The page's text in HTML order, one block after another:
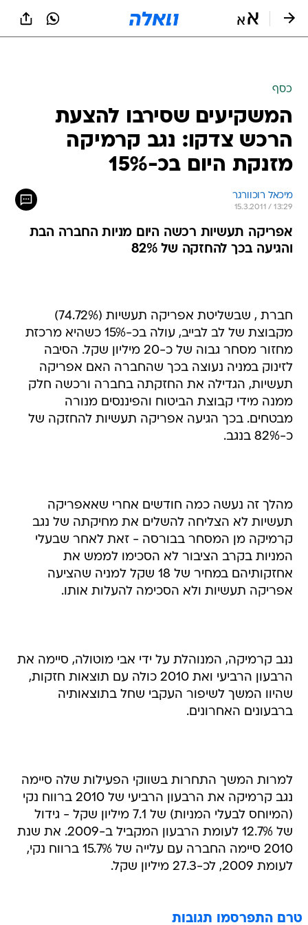
כסף
המשקיעים שסירבו להצעת
הרכש צדקו: נגב קרמיקה
מזנקת היום בכ-15%
מיכאל רוכוורגר
15.3.2011 / 13:29
אפריקה תעשיות רכשה היום מניות החברה הבת
והגיעה בכך להחזקה של 82%
חברת , שבשליטת אפריקה תעשיות (74.72%)
מקבוצת של לב לבייב, עולה בכ-15% כשהיא מרכזת
מחזור מסחר גבוה של כ-20 מיליון שקל. הסיבה
לזינוק במניה נעוצה בכך שהחברה האם אפריקה
תעשיות, הגדילה את החזקתה בחברה ורכשה חלק
ממנה מידי קבוצת הביטוח והפיננסים מנורה
מבטחים. בכך הגיעה אפריקה תעשיות להחזקה של
כ-82% בנגב.
מהלך זה נעשה כמה חודשים אחרי שאאפריקה
תעשיות לא הצליחה להשלים את מחיקתה של נגב
קרמיקה מן המסחר בבורסה - זאת לאחר שבעלי
המניות בקרב הציבור לא הסכימו לממש את
אחזקותיהם במחיר של 18 שקל למניה שהציעה
אפריקה תעשיות ולא הסכימה להעלות אותו.
נגב קרמיקה, המנוהלת על ידי אבי מוטולה, סיימה את
הרבעון הרביעי ואת 2010 כולה עם תוצאות חזקות,
שהיוו המשך לשיפור העקבי שחל בתוצאותיה
ברבעונים האחרונים.
למרות המשך התחרות בשווקי הפעילות שלה סיימה
נגב קרמיקה את הרבעון הרביעי של 2010 ברווח נקי
(המיוחס לבעלי המניות) של 7.1 מיליון שקל - גידול
של 12.7% לעומת הרבעון המקביל ב-2009. את שנת
2010 סיימה החברה עם עלייה של 15.7% ברווח נקי,
לעומת 2009, לכ-27.3 מיליון שקל.
טרם התפרסמו תגובות